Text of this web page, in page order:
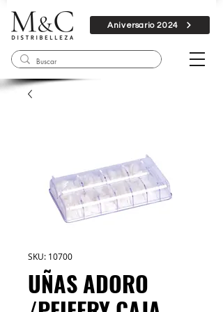
Aniversario 2024
SKU: 10700
UÑAS ADORO